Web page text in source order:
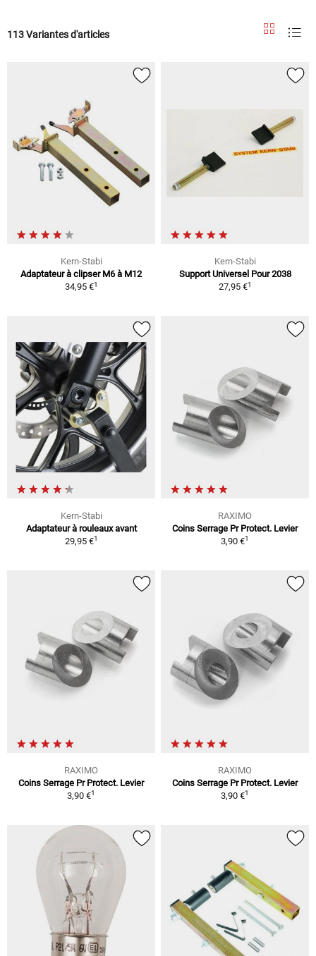
113 Variantes d'articles
Kern-Stabi
Adaptateur à clipser M6 à M12
34,95 €1
Kern-Stabi
Support Universel Pour 2038
27,95 €1
Kern-Stabi
Adaptateur à rouleaux avant
29,95 €1
RAXIMO
Coins Serrage Pr Protect. Levier
3,90 €1
RAXIMO
Coins Serrage Pr Protect. Levier
3,90 €1
RAXIMO
Coins Serrage Pr Protect. Levier
3,90 €1